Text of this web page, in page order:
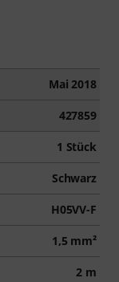
Mai 2018
427859
1 Stück
Schwarz
H05VV-F
1,5 mm²
2 m